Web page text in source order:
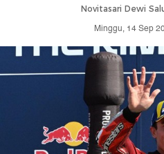
Novitasari Dewi
Minggu, 14 Sep